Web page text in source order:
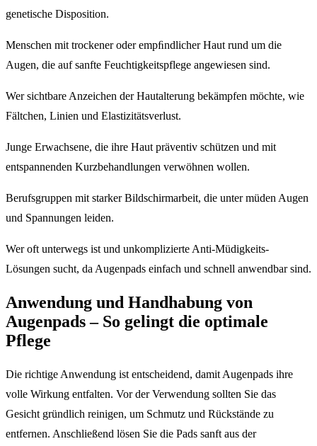
genetische Disposition.
Menschen mit trockener oder empﬁndlicher Haut rund um die
Augen, die auf sanfte Feuchtigkeitspflege angewiesen sind.
Wer sichtbare Anzeichen der Hautalterung bekämpfen möchte, wie
Fältchen, Linien und Elastizitätsverlust.
Junge Erwachsene, die ihre Haut präventiv schützen und mit
entspannenden Kurzbehandlungen verwöhnen wollen.
Berufsgruppen mit starker Bildschirmarbeit, die unter müden Augen
und Spannungen leiden.
Wer oft unterwegs ist und unkomplizierte Anti-Müdigkeits-
Lösungen sucht, da Augenpads einfach und schnell anwendbar sind.
Anwendung und Handhabung von
Augenpads – So gelingt die optimale
Pflege
Die richtige Anwendung ist entscheidend, damit Augenpads ihre
volle Wirkung entfalten. Vor der Verwendung sollten Sie das
Gesicht gründlich reinigen, um Schmutz und Rückstände zu
entfernen. Anschließend lösen Sie die Pads sanft aus der